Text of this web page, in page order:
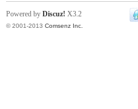
Powered by Discuz! X3.2
© 2001-2013 Comsenz Inc.